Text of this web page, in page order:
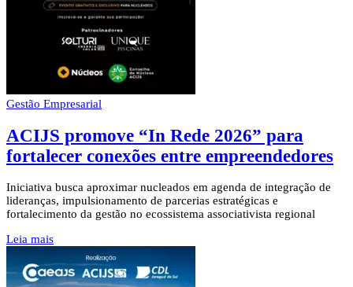
Gestão Empresarial
ACIJS promove “In Rede 2026” para
fortalecer conexões entre empreendedores
Iniciativa busca aproximar nucleados em agenda de integração de
lideranças, impulsionamento de parcerias estratégicas e
fortalecimento da gestão no ecossistema associativista regional
Leia mais